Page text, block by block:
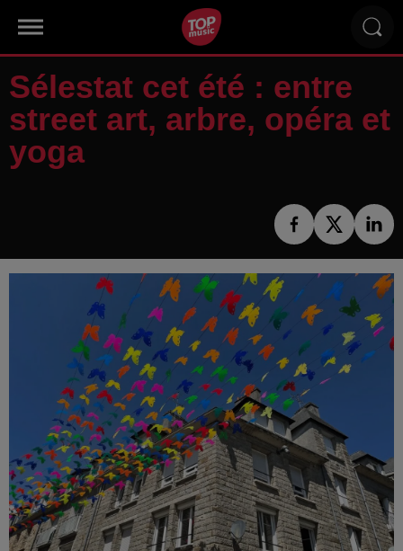
Sélestat cet été : entre
street art, arbre, opéra et
yoga